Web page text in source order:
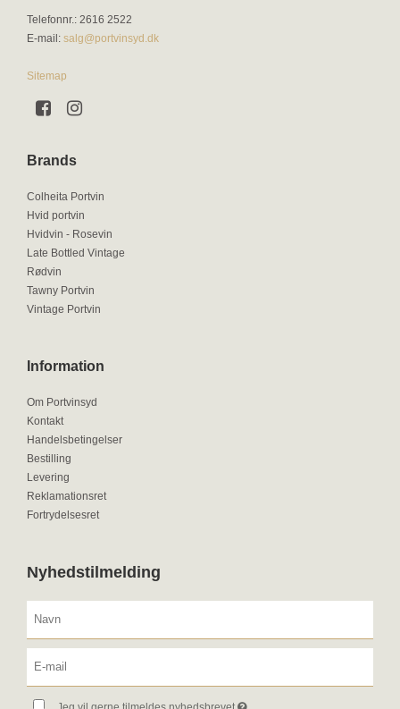
Telefonnr.: 2616 2522
E-mail: salg@portvinsyd.dk
Sitemap
Brands
Colheita Portvin
Hvid portvin
Hvidvin - Rosevin
Late Bottled Vintage
Rødvin
Tawny Portvin
Vintage Portvin
Information
Om Portvinsyd
Kontakt
Handelsbetingelser
Bestilling
Levering
Reklamationsret
Fortrydelsesret
Nyhedstilmelding